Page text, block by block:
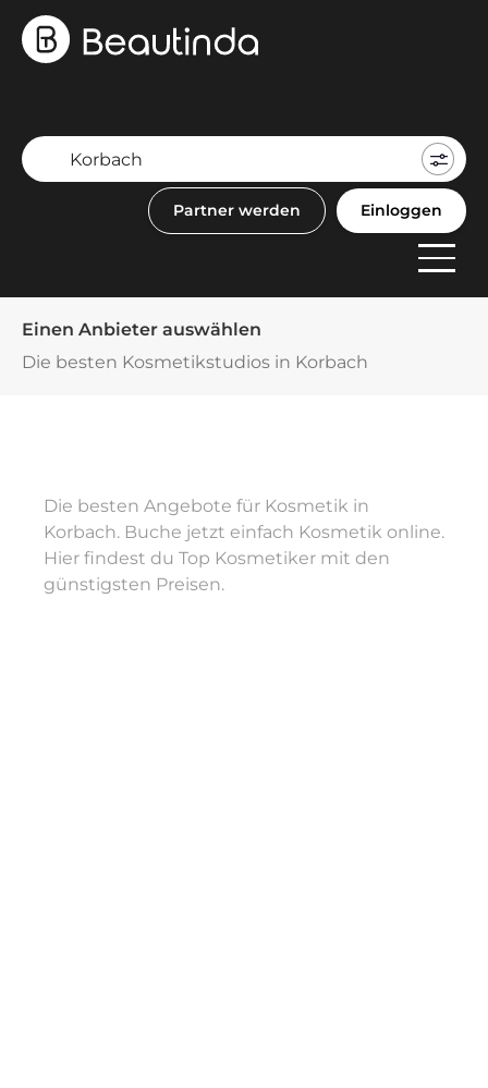
Partner werden Einloggen
Einen Anbieter auswählen
Die besten Kosmetikstudios in Korbach
Die besten Angebote für Kosmetik in
Korbach. Buche jetzt einfach Kosmetik online.
Hier findest du Top Kosmetiker mit den
günstigsten Preisen.